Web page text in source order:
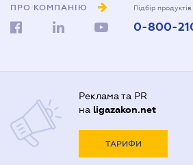
ПРО КОМПАНІЮ Підбір
0-800-
Реклама та PR
на ligazakon.net
ТАРИФИ